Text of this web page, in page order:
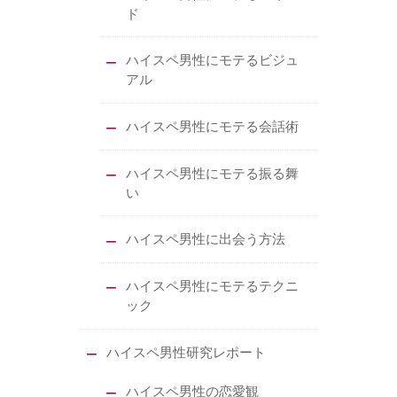
ド
ハイスペ男性にモテるビジュ
アル
ハイスペ男性にモテる会話術
ハイスペ男性にモテる振る舞
い
ハイスペ男性に出会う方法
ハイスペ男性にモテるテクニ
ック
ハイスペ男性研究レポート
ハイスペ男性の恋愛観